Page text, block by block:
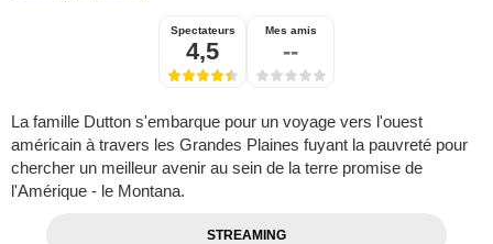
Spectateurs
4,5
Mes amis
--
La famille Dutton s'embarque pour un voyage vers l'ouest
américain à travers les Grandes Plaines fuyant la pauvreté pour
chercher un meilleur avenir au sein de la terre promise de
l'Amérique - le Montana.
STREAMING